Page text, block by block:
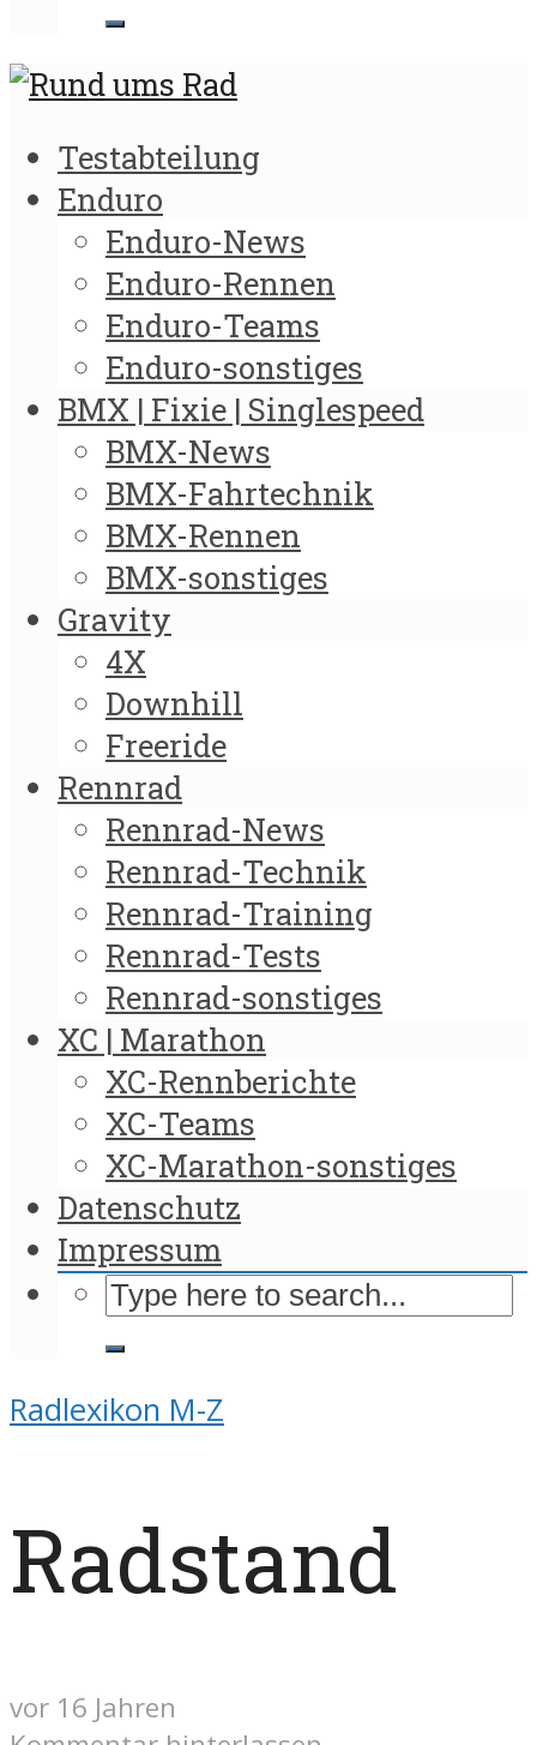
Testabteilung
Enduro
Enduro-News
Enduro-Rennen
Enduro-Teams
Enduro-sonstiges
BMX | Fixie | Singlespeed
BMX-News
BMX-Fahrtechnik
BMX-Rennen
BMX-sonstiges
Gravity
4X
Downhill
Freeride
Rennrad
Rennrad-News
Rennrad-Technik
Rennrad-Training
Rennrad-Tests
Rennrad-sonstiges
XC | Marathon
XC-Rennberichte
XC-Teams
XC-Marathon-sonstiges
Datenschutz
Impressum
Radlexikon M-Z
Radstand
vor 16 Jahren